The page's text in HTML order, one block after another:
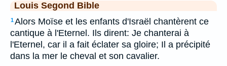
Louis Segond Bible
1Alors Moïse et les enfants d'Israël chantèrent ce
cantique à l'Eternel. Ils dirent: Je chanterai à
l'Eternel, car il a fait éclater sa gloire; Il a précipité
dans la mer le cheval et son cavalier.